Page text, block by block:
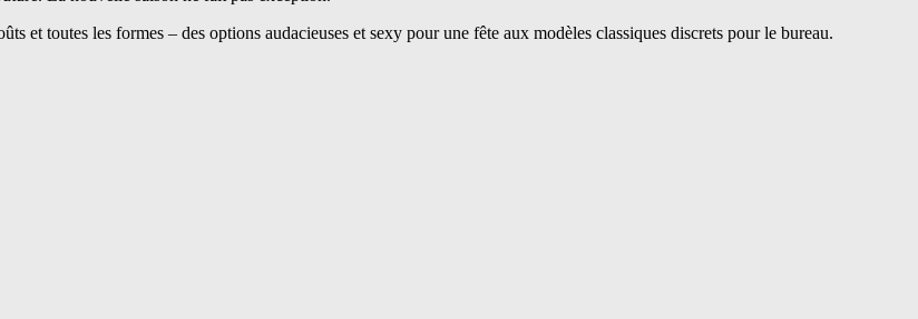
et toutes les formes – des options audacieuses et sexy pour une fête aux modèles classiques discrets pour le bureau.